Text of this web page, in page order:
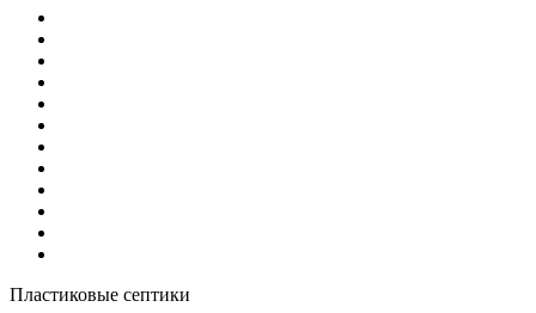
Пластиковые септики